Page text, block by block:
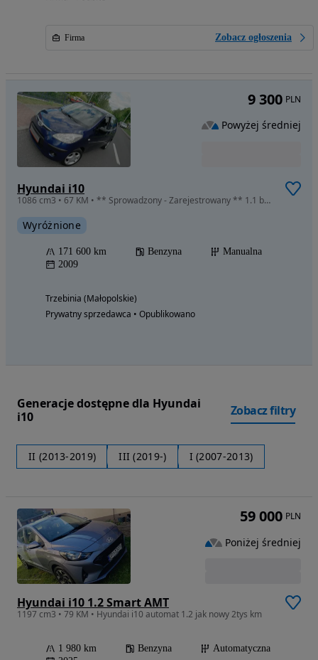
Firma Zobacz ogłoszenia
Hyundai i10
1086 cm3 • 67 KM • ** Sprowadzony - Zarejestrowany ** 1.1 benz. 67 KM **
Wyróżnione
171 600 km Benzyna
Manualna
2009
Trzebinia (Małopolskie)
Prywatny sprzedawca • Opublikowano
9 300 PLN
Powyżej średniej
Generacje dostępne dla Hyundai
i10
Zobacz filtry
II (2013-2019) III (2019-) I (2007-2013)
Hyundai i10 1.2 Smart AMT
1197 cm3 • 79 KM • Hyundai i10 automat 1.2 jak nowy 2tys km
1 980 km Benzyna
Automatyczna
59 000 PLN
Poniżej średniej